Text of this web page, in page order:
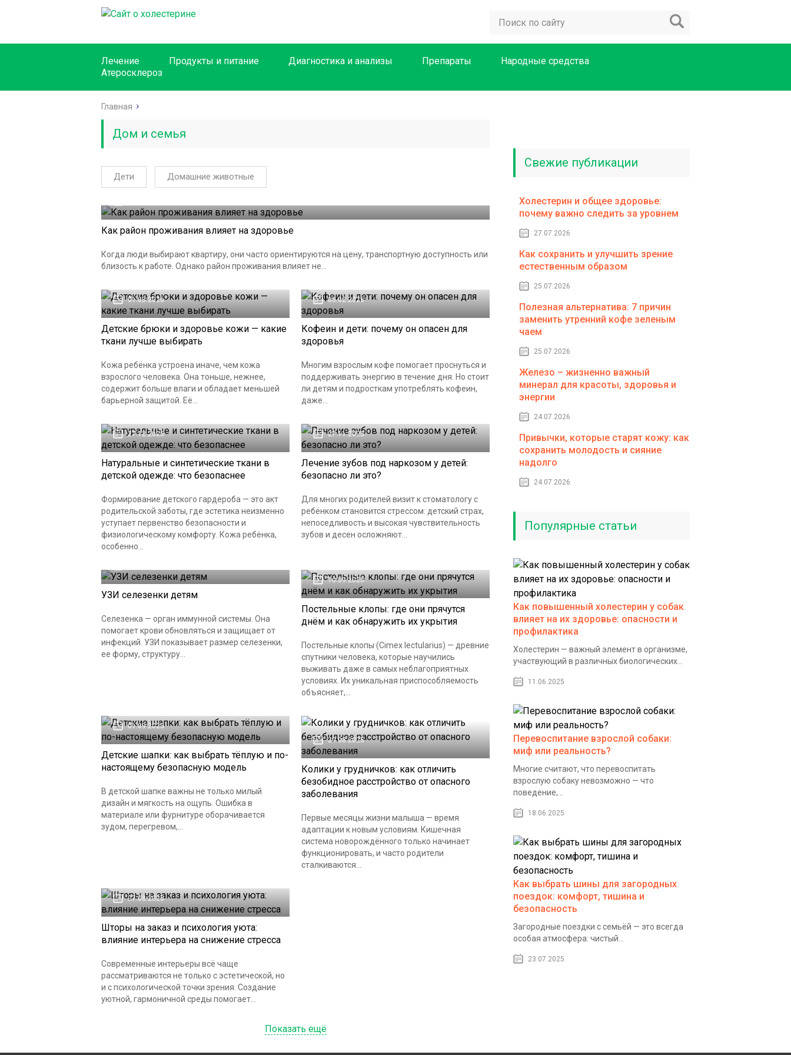
Лечение Продукты и питание Диагностика и анализы Препараты
Народные средства
Атеросклероз
Главная
Дом и семья
Дети Домашние животные
Как район проживания влияет на здоровье
Когда люди выбирают квартиру, они часто ориентируются на цену, транспортную доступность или
близость к работе. Однако район проживания влияет не...
01.03.2026
Детские брюки и здоровье кожи — какие
ткани лучше выбирать
Кожа ребёнка устроена иначе, чем кожа
взрослого человека. Она тоньше, нежнее,
содержит больше влаги и обладает меньшей
барьерной защитой. Её...
06.02.2026
Кофеин и дети: почему он опасен для
здоровья
Многим взрослым кофе помогает проснуться и
поддерживать энергию в течение дня. Но стоит
ли детям и подросткам употреблять кофеин,
даже...
27.12.2025
Натуральные и синтетические ткани в
детской одежде: что безопаснее
Формирование детского гардероба — это акт
родительской заботы, где эстетика неизменно
уступает первенство безопасности и
физиологическому комфорту. Кожа ребёнка,
особенно...
27.11.2025
Лечение зубов под наркозом у детей:
безопасно ли это?
Для многих родителей визит к стоматологу с
ребёнком становится стрессом: детский страх,
непоседливость и высокая чувствительность
зубов и десен осложняют...
УЗИ селезенки детям
Селезенка — орган иммунной системы. Она
помогает крови обновляться и защищает от
инфекций. УЗИ показывает размер селезенки,
ее форму, структуру...
10.09.2025
Постельные клопы: где они прячутся
днём и как обнаружить их укрытия
Постельные клопы (Cimex lectularius) — древние
спутники человека, которые научились
выживать даже в самых неблагоприятных
условиях. Их уникальная приспособляемость
объясняет,...
01.09.2025
Детские шапки: как выбрать тёплую и по-
настоящему безопасную модель
В детской шапке важны не только милый
дизайн и мягкость на ощупь. Ошибка в
материале или фурнитуре оборачивается
зудом, перегревом,...
29.08.2025
Колики у грудничков: как отличить
безобидное расстройство от опасного
заболевания
Первые месяцы жизни малыша — время
адаптации к новым условиям. Кишечная
система новорождённого только начинает
функционировать, и часто родители
сталкиваются...
27.08.2025
Шторы на заказ и психология уюта:
влияние интерьера на снижение стресса
Современные интерьеры всё чаще
рассматриваются не только с эстетической, но
и с психологической точки зрения. Создание
уютной, гармоничной среды помогает...
Показать ещё
Свежие публикации
Холестерин и общее здоровье:
почему важно следить за уровнем
27.07.2026
Как сохранить и улучшить зрение
естественным образом
25.07.2026
Полезная альтернатива: 7 причин
заменить утренний кофе зеленым
чаем
25.07.2026
Железо – жизненно важный
минерал для красоты, здоровья и
энергии
24.07.2026
Привычки, которые старят кожу: как
сохранить молодость и сияние
надолго
24.07.2026
Популярные статьи
Как повышенный холестерин у собак
влияет на их здоровье: опасности и
профилактика
Холестерин — важный элемент в организме,
участвующий в различных биологических...
11.06.2025
Перевоспитание взрослой собаки:
миф или реальность?
Многие считают, что перевоспитать
взрослую собаку невозможно — что
поведение,...
18.06.2025
Как выбрать шины для загородных
поездок: комфорт, тишина и
безопасность
Загородные поездки с семьёй — это всегда
особая атмосфера: чистый...
23.07.2025